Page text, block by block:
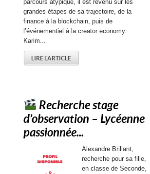
parcours atypique, il est revenu sur les
grandes étapes de sa trajectoire, de la
finance à la blockchain, puis de
l’événementiel à la creator economy.
Karim...
LIRE L'ARTICLE
Recherche stage
d’observation – Lycéenne
passionnée...
Alexandre Brillant,
recherche pour sa fille,
en classe de Seconde,